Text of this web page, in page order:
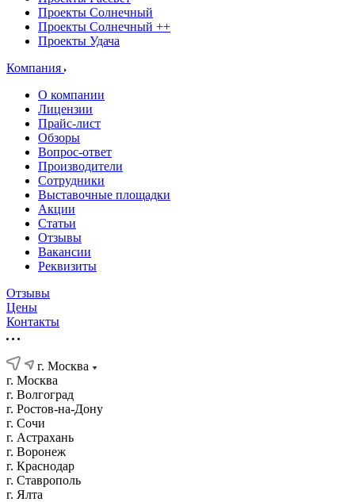
Проекты Солнечный
Проекты Солнечный ++
Проекты Удача
Компания
О компании
Лицензии
Прайс-лист
Обзоры
Вопрос-ответ
Производители
Сотрудники
Выставочные площадки
Акции
Статьи
Отзывы
Вакансии
Реквизиты
Отзывы
Цены
Контакты
г. Москва
г. Москва
г. Волгоград
г. Ростов-на-Дону
г. Сочи
г. Астрахань
г. Воронеж
г. Краснодар
г. Ставрополь
г. Ялта